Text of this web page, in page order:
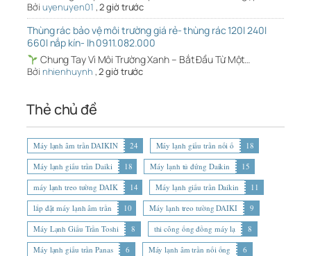
Bởi uyenuyen01 ,2 giờ trước
Thùng rác bảo vệ môi trường giá rẻ- thùng rác 120l 240l
660l nắp kín- lh 0911.082.000
Chung Tay Vì Môi Trường Xanh – Bắt Đầu Từ Một…
Bởi nhienhuynh ,2 giờ trước
Thẻ chủ đề
Máy lạnh âm trần DAIKIN 24 Máy lạnh giấu trần nối ố
18
Máy lạnh giấu trần Daiki
18 Máy lạnh tủ đứng Daikin
15
máy lạnh treo tường DAIK
14 Máy lạnh giấu trần Daikin
11
lắp đặt máy lạnh âm trần
10 Máy lạnh treo tường DAIKI
9
Máy Lạnh Giấu Trần Toshi
8 thi công ống đồng máy lạ
8
Máy lạnh giấu trần Panas
6 Máy lạnh âm trần nối ống
6